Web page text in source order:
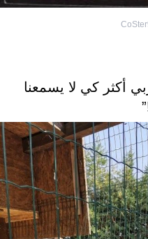
أكثر كي لا يسمعنا